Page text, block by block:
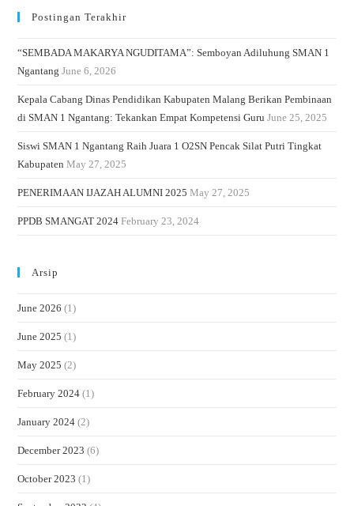
Postingan Terakhir
“SEMBADA MAKARYA NGUDITAMA”: Semboyan Adiluhung SMAN 1
Ngantang June 6, 2026
Kepala Cabang Dinas Pendidikan Kabupaten Malang Berikan Pembinaan
di SMAN 1 Ngantang: Tekankan Empat Kompetensi Guru June 25, 2025
Siswi SMAN 1 Ngantang Raih Juara 1 O2SN Pencak Silat Putri Tingkat
Kabupaten May 27, 2025
PENERIMAAN IJAZAH ALUMNI 2025 May 27, 2025
PPDB SMANGAT 2024 February 23, 2024
Arsip
June 2026 (1)
June 2025 (1)
May 2025 (2)
February 2024 (1)
January 2024 (2)
December 2023 (6)
October 2023 (1)